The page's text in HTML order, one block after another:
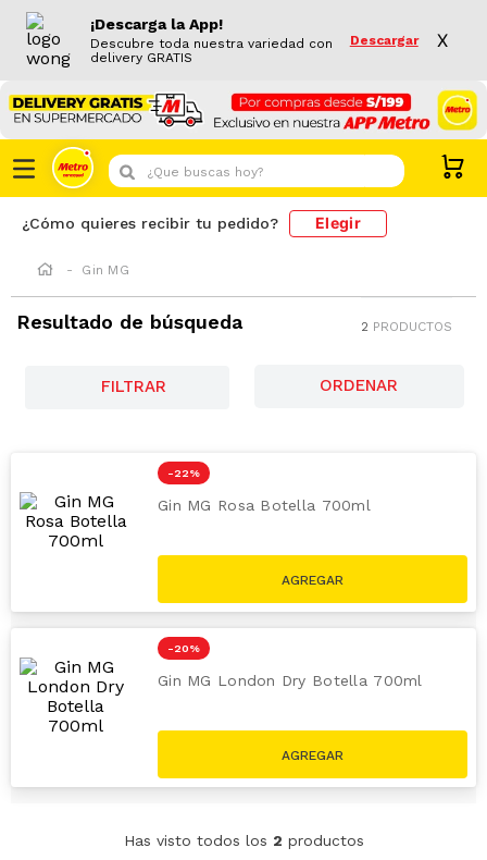
¡Descarga la App!
Descubre toda nuestra variedad con
delivery GRATIS
Descargar X
¿Que buscas hoy?
¿Cómo quieres recibir tu pedido? Elegir
Gin MG
Resultado de búsqueda 2 PRODUCTOS
FILTRAR
-22 %
Gin MG Rosa Botella 700ml
S/
-20 %
Gin MG London Dry Botella 700ml
S/
Has visto todos los 2 productos